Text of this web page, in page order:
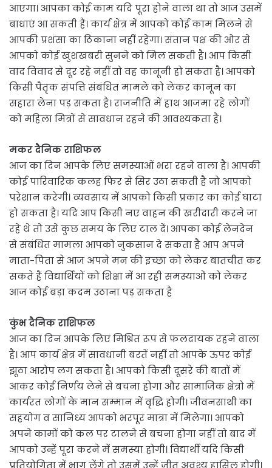
आएगा। आपका कोई काम यदि पूरा होने वाला था तो आज उसमें
बाधाएं आ सकती हैं। कार्य क्षेत्र में आपको कोई काम मिलने से
आपकी प्रशंसा का ठिकाना नहीं रहेगा। संतान पक्ष की ओर से
आपको कोई खुशखबरी सुनने को मिल सकती है। आप किसी
वाद विवाद से दूर रहे नहीं तो वह कानूनी हो सकता है। आपको
किसी पैतृक संपत्ति संबंधित मामले को लेकर कानून का
सहारा लेना पड़ सकता है। राजनीति में हाथ आजमा रहे लोगों
को महिला मित्रों से सावधान रहने की आवश्यकता है।
मकर दैनिक राशिफल
आज का दिन आपके लिए समस्याओं भरा रहने वाला है। आपकी
कोई पारिवारिक कलह फिर से सिर उठा सकती है जो आपको
परेशान करेगी। व्यवसाय में आपको किसी प्रकार का कोई घाटा
हो सकता है। यदि आप किसी नए वाहन की खरीदारी करने जा
रहे थे तो उसे कुछ समय के लिए टाल दें। आपका कोई लेनदेन
से संबंधित मामला आपको नुकसान दे सकता है आप अपने
माता-पिता से आज अपने मन की इच्छा को लेकर बातचीत कर
सकते हैं विद्यार्थियों को शिक्षा में आ रही समस्याओं को लेकर
आज कोई बड़ा कदम उठाना पड़ सकता है
कुंभ दैनिक राशिफल
आज का दिन आपके लिए मिश्रित रूप से फलदायक रहने वाला
है। आप कार्य क्षेत्र में सावधानी बरतें नहीं तो आपके ऊपर कोई
झूठा आरोप लग सकता है। आपको किसी दूसरे की बातों में
आकर कोई निर्णय लेने से बचना होगा और सामाजिक क्षेत्रो में
कार्यरत लोगों के मान सम्मान में वृद्धि होगी। जीवनसाथी का
सहयोग व सानिध्य आपको भरपूर मात्रा में मिलेगा। आपको
अपने कामों को कल पर टालने से बचना होगा नहीं तो बाद में
आपको उन्हें पूरा करने में समस्या होगी। विद्यार्थी यदि किसी